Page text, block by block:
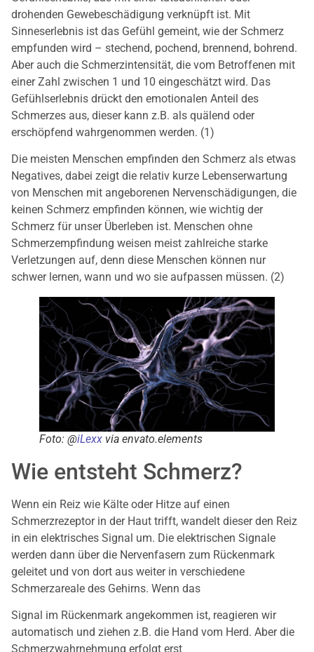
drohenden Gewebeschädigung verknüpft ist. Mit
Sinneserlebnis ist das Gefühl gemeint, wie der Schmerz
empfunden wird – stechend, pochend, brennend, bohrend.
Aber auch die Schmerzintensität, die vom Betroffenen mit
einer Zahl zwischen 1 und 10 eingeschätzt wird. Das
Gefühlserlebnis drückt den emotionalen Anteil des
Schmerzes aus, dieser kann z.B. als quälend oder
erschöpfend wahrgenommen werden. (1)
Die meisten Menschen empfinden den Schmerz als etwas
Negatives, dabei zeigt die relativ kurze Lebenserwartung
von Menschen mit angeborenen Nervenschädigungen, die
keinen Schmerz empfinden können, wie wichtig der
Schmerz für unser Überleben ist. Menschen ohne
Schmerzempfindung weisen meist zahlreiche starke
Verletzungen auf, denn diese Menschen können nur
schwer lernen, wann und wo sie aufpassen müssen. (2)
Foto: @iLexx via envato.elements
Wie entsteht Schmerz?
Wenn ein Reiz wie Kälte oder Hitze auf einen
Schmerzrezeptor in der Haut trifft, wandelt dieser den Reiz
in ein elektrisches Signal um. Die elektrischen Signale
werden dann über die Nervenfasern zum Rückenmark
geleitet und von dort aus weiter in verschiedene
Schmerzareale des Gehirns. Wenn das
Signal im Rückenmark angekommen ist, reagieren wir
automatisch und ziehen z.B. die Hand vom Herd. Aber die
Schmerzwahrnehmung erfolgt erst